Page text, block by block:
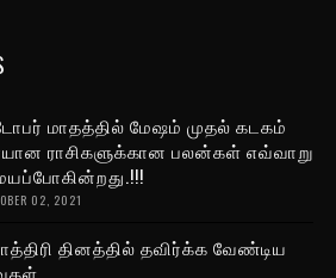
மாதத்தில் மேஷம் முதல் கடகம்
ராசிகளுக்கான பலன்கள் எவ்வாறு
02, 2021
தினத்தில் தவிர்க்க வேண்டிய